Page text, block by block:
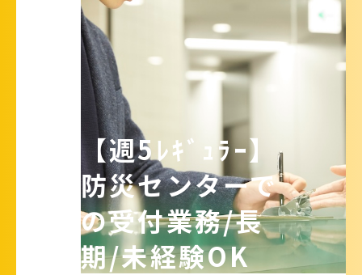
【週5ﾚｷﾞｭﾗｰ】
防災センターで
の受付業務/長
期/未経験OK